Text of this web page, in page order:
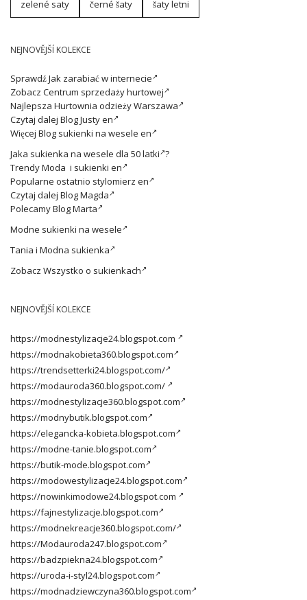
zelené saty černé šaty šaty letni
NEJNOVĚJŠÍ KOLEKCE
SprawdźJak zarabiać w internecie
Zobacz Centrum sprzedaży hurtowej
Najlepsza Hurtownia odzieży Warszawa
Czytaj dalej Blog Justy en
Więcej Blog sukienki na wesele en
Jaka sukienka na wesele dla 50 latki ?
TrendyModa i sukienki en
Popularne ostatnio stylomierz en
Czytaj dalej Blog Magda
PolecamyBlog Marta
Modne sukienki na wesele
Tania i Modna sukienka
Zobacz Wszystko o sukienkach
NEJNOVĚJŠÍ KOLEKCE
https://modnestylizacje24.blogspot.com
https://modnakobieta360.blogspot.com
https://trendsetterki24.blogspot.com/
https://modauroda360.blogspot.com/
https://modnestylizacje360.blogspot.com
https://modnybutik.blogspot.com
https://elegancka-kobieta.blogspot.com
https://modne-tanie.blogspot.com
https://butik-mode.blogspot.com
https://modowestylizacje24.blogspot.com
https://nowinkimodowe24.blogspot.com
https://fajnestylizacje.blogspot.com
https://modnekreacje360.blogspot.com/
https://Modauroda247.blogspot.com
https://badzpiekna24.blogspot.com
https://uroda-i-styl24.blogspot.com
https://modnadziewczyna360.blogspot.com